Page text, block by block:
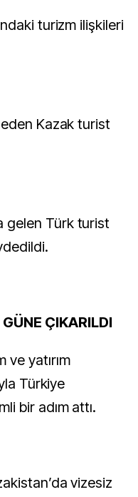
turizm ilişkileri
eden Kazak turist
gelen Türk turist
ÇIKARILDI
yatırım
Türkiye
bir adım attı.
vizesiz